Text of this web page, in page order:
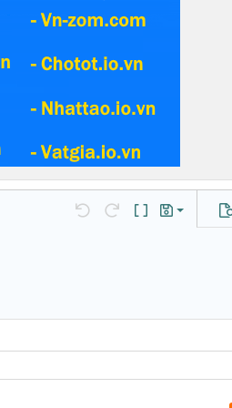
Undo Redo Toggle BB code
Bản thảo
Lưu nháp